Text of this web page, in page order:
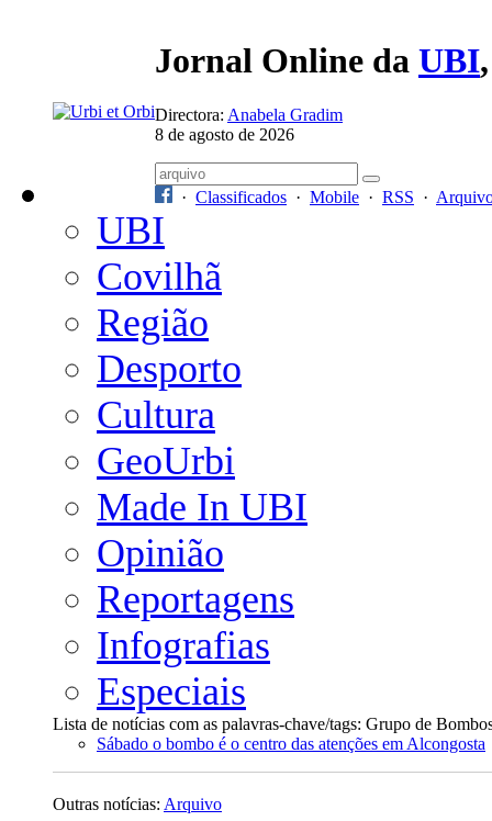
Jornal Online da UBI
Directora: Anabela Gradim
8 de agosto de 2026
· Classificados · Mobile · RSS ·
UBI
Covilhã
Região
Desporto
Cultura
GeoUrbi
Made In UBI
Opinião
Reportagens
Infografias
Especiais
Lista de notícias com as palavras-chave/tags: Grupo de
Sábado o bombo é o centro das atenções em Alcongosta
Outras notícias: Arquivo